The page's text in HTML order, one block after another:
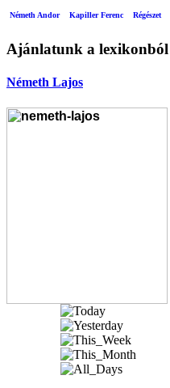
Németh Andor Kapiller Ferenc Régészet
Ajánlatunk a lexikonból
Németh Lajos